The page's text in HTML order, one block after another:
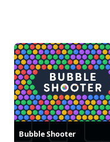
Bubble Shooter